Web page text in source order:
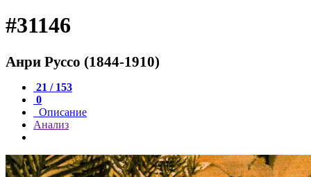
#31146
Анри Руссо (1844-1910)
21 / 153
0
Описание
Анализ